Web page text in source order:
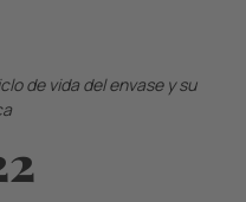
de vida del envase y su